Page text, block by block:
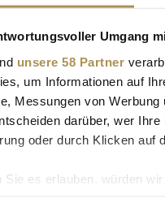
Umgang
unsere 58 Partner
um Informationen auf
Messungen von
darüber, wer
oder durch Klicken auf
Sie es erlauben, würden